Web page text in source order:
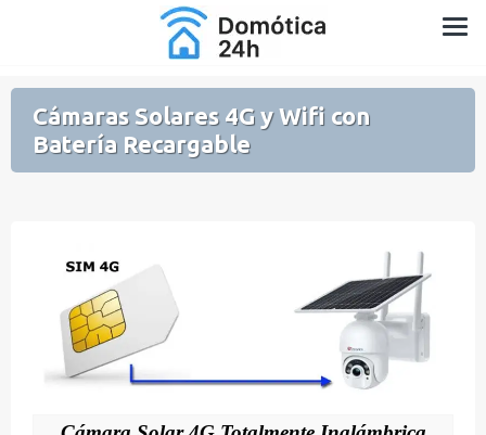
Domótica para Casa y Jardín
Cámaras Solares 4G y Wifi con
Batería Recargable